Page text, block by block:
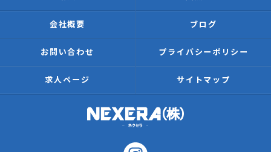
会社概要 ブログ
お問い合わせ プライバシーポリシー
求人ページ サイトマップ